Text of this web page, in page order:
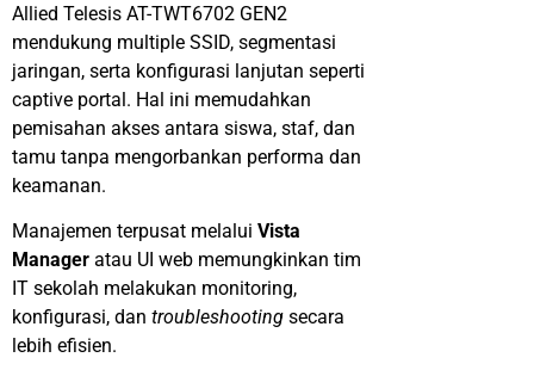
Allied Telesis AT-TWT6702 GEN2
mendukung multiple SSID, segmentasi
jaringan, serta konfigurasi lanjutan seperti
captive portal. Hal ini memudahkan
pemisahan akses antara siswa, staf, dan
tamu tanpa mengorbankan performa dan
keamanan.
Manajemen terpusat melalui Vista
Manager atau UI web memungkinkan tim
IT sekolah melakukan monitoring,
konfigurasi, dan troubleshooting secara
lebih efisien.